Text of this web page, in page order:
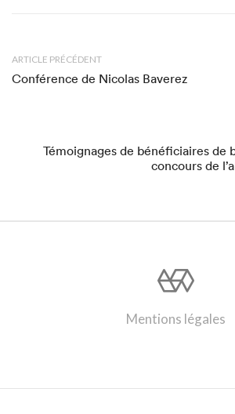
ARTICLE PRÉCÉDENT
Conférence de Nicolas Baverez
Témoignages de bénéficiaires de
concours de
Mentions légales